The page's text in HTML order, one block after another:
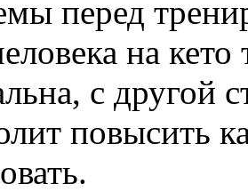
перед
на
с другой
повысить